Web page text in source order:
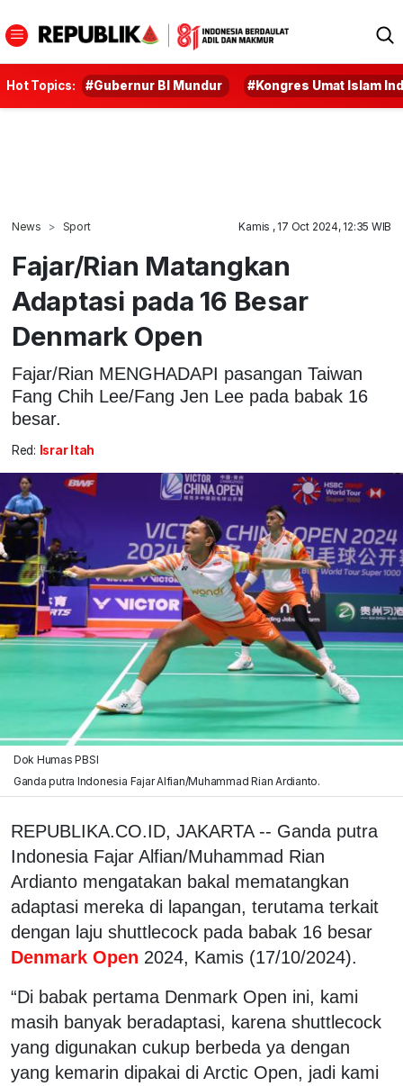
Hot Topics: #Gubernur BI Mundur #Kongres Umat Islam
News Sport Kamis , 17 Oct 2024, 12:35 WIB
Fajar/Rian Matangkan
Adaptasi pada 16 Besar
Denmark Open
Fajar/Rian MENGHADAPI pasangan Taiwan
Fang Chih Lee/Fang Jen Lee pada babak 16
besar.
Red: Israr Itah
Dok Humas PBSI
Ganda putra Indonesia Fajar Alfian/Muhammad Rian Ardianto.
REPUBLIKA.CO.ID, JAKARTA -- Ganda putra
Indonesia Fajar Alfian/Muhammad Rian
Ardianto mengatakan bakal mematangkan
adaptasi mereka di lapangan, terutama terkait
dengan laju shuttlecock pada babak 16 besar
Denmark Open 2024, Kamis (17/10/2024).
“Di babak pertama Denmark Open ini, kami
masih banyak beradaptasi, karena shuttlecock
yang digunakan cukup berbeda ya dengan
yang kemarin dipakai di Arctic Open, jadi kami